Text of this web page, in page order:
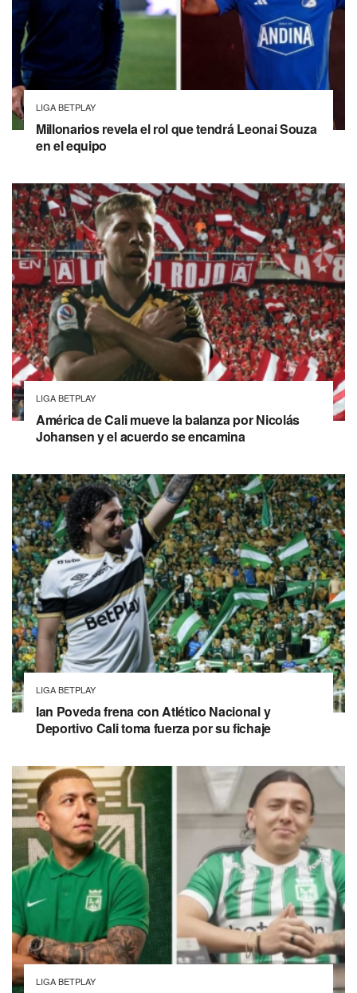
LIGA BETPLAY
Millonarios revela el rol que tendrá Leonai Souza
en el equipo
LIGA BETPLAY
América de Cali mueve la balanza por Nicolás
Johansen y el acuerdo se encamina
LIGA BETPLAY
Ian Poveda frena con Atlético Nacional y
Deportivo Cali toma fuerza por su fichaje
LIGA BETPLAY